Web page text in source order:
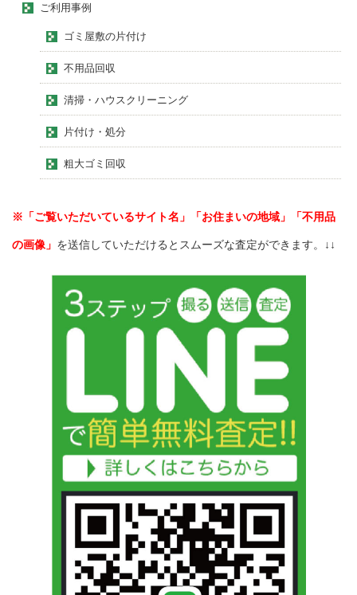
ご利用事例
ゴミ屋敷の片付け
不用品回収
清掃・ハウスクリーニング
片付け・処分
粗大ゴミ回収
※「ご覧いただいているサイト名」「お住まいの地域」「不用品
の画像」 を送信していただけるとスムーズな査定ができます。↓↓